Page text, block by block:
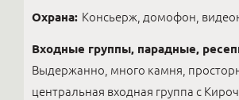
Охрана: Консьерж, домофон,
Входные группы, парадные,
Выдержанно, много камня,
центральная входная группа с